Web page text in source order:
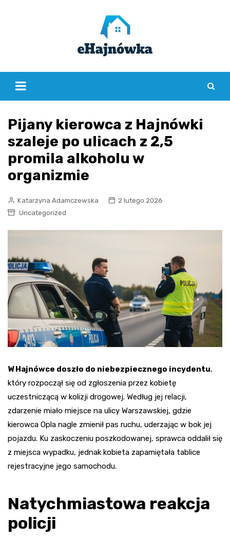
Pijany kierowca z Hajnówki
szaleje po ulicach z 2,5
promila alkoholu w
organizmie
Katarzyna Adamczewska
2 lutego 2026
Uncategorized
W Hajnówce doszło do niebezpiecznego incydentu,
który rozpoczął się od zgłoszenia przez kobietę
uczestniczącą w kolizji drogowej. Według jej relacji,
zdarzenie miało miejsce na ulicy Warszawskiej, gdzie
kierowca Opla nagle zmienił pas ruchu, uderzając w bok jej
pojazdu. Ku zaskoczeniu poszkodowanej, sprawca oddalił się
z miejsca wypadku, jednak kobieta zapamiętała tablice
rejestracyjne jego samochodu.
Natychmiastowa reakcja
policji